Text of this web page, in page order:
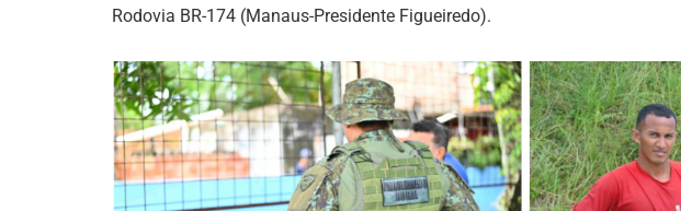
Rodovia BR-174 (Manaus-Presidente Figueiredo).